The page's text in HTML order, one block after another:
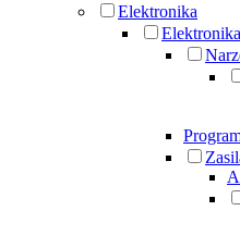
Elektronika
Elektronika